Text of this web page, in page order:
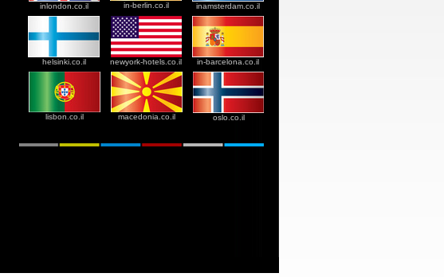
inamsterdam.co.il
in-berlin.co.il
inlondon.co.il
in-barcelona.co.il
newyork-hotels.co.il
helsinki.co.il
oslo.co.il
macedonia.co.il
lisbon.co.il